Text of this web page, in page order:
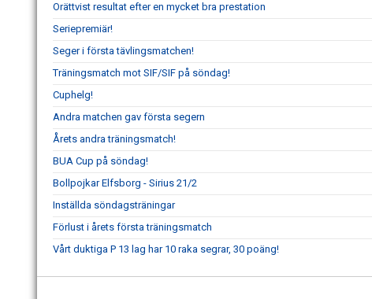
Orättvist resultat efter en mycket bra prestation
Seriepremiär!
Seger i första tävlingsmatchen!
Träningsmatch mot SIF/SIF på söndag!
Cuphelg!
Andra matchen gav första segern
Årets andra träningsmatch!
BUA Cup på söndag!
Bollpojkar Elfsborg - Sirius 21/2
Inställda söndagsträningar
Förlust i årets första träningsmatch
Vårt duktiga P 13 lag har 10 raka segrar, 30 poäng!